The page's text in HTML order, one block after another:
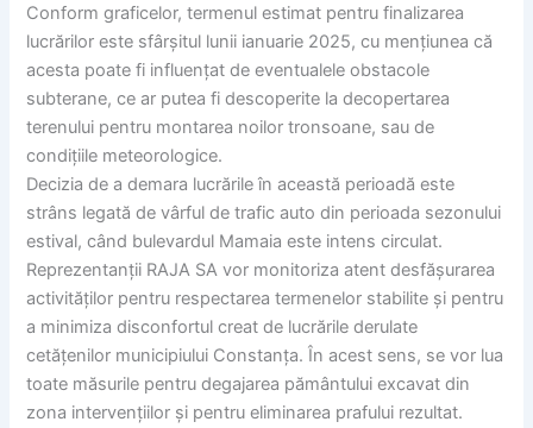
Conform graficelor, termenul estimat pentru finalizarea
lucrărilor este sfârșitul lunii ianuarie 2025, cu mențiunea că
acesta poate fi influențat de eventualele obstacole
subterane, ce ar putea fi descoperite la decopertarea
terenului pentru montarea noilor tronsoane, sau de
condițiile meteorologice.
Decizia de a demara lucrările în această perioadă este
strâns legată de vârful de trafic auto din perioada sezonului
estival, când bulevardul Mamaia este intens circulat.
Reprezentanții RAJA SA vor monitoriza atent desfășurarea
activităților pentru respectarea termenelor stabilite și pentru
a minimiza disconfortul creat de lucrările derulate
cetățenilor municipiului Constanța. În acest sens, se vor lua
toate măsurile pentru degajarea pământului excavat din
zona intervențiilor și pentru eliminarea prafului rezultat.